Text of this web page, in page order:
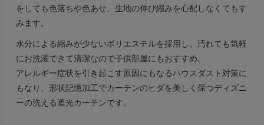
をしても色落ちや色あせ、生地の伸び縮みを心配しなくてもす
みます。
水分による縮みが少ないポリエステルを採用し、汚れても気軽
にお洗濯できて清潔なので子供部屋にもおすすめ。
アレルギー症状を引き起こす原因にもなるハウスダスト対策に
もなり、形状記憶加工でカーテンのヒダを美しく保つディズニ
ーの洗える遮光カーテンです。